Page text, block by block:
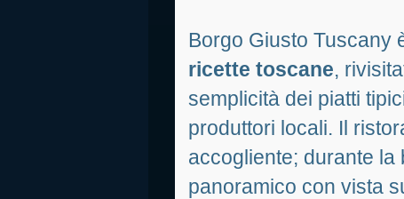
Borgo Giusto Tuscany
ricette toscane,
semplicità dei piatti
produttori locali. Il
accogliente; durante la
panoramico con vista